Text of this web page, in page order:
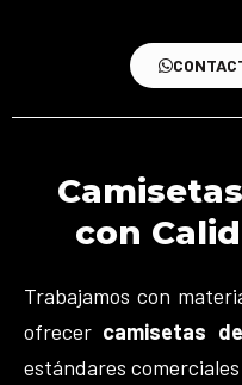
con
Trabajamos con
ofrecer camisetas
estándares